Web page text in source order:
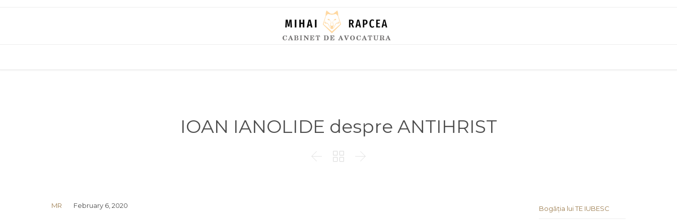
IOAN IANOLIDE despre ANTIHRIST
  
MR February 6, 2020 Bogăția lui TE IUBESC